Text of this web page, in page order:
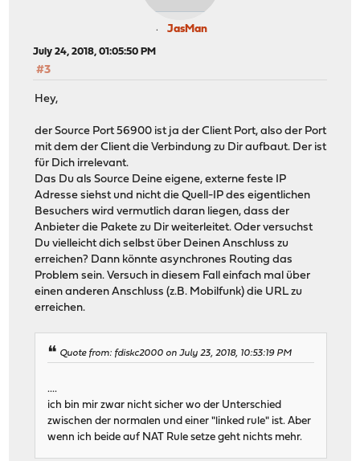
JasMan
July 24, 2018, 01:05:50 PM
#3
Hey,
der Source Port 56900 ist ja der Client Port, also der Port
mit dem der Client die Verbindung zu Dir aufbaut. Der ist
für Dich irrelevant.
Das Du als Source Deine eigene, externe feste IP
Adresse siehst und nicht die Quell-IP des eigentlichen
Besuchers wird vermutlich daran liegen, dass der
Anbieter die Pakete zu Dir weiterleitet. Oder versuchst
Du vielleicht dich selbst über Deinen Anschluss zu
erreichen? Dann könnte asynchrones Routing das
Problem sein. Versuch in diesem Fall einfach mal über
einen anderen Anschluss (z.B. Mobilfunk) die URL zu
erreichen.
Quote from: fdiskc2000 on July 23, 2018, 10:53:19 PM
....
ich bin mir zwar nicht sicher wo der Unterschied
zwischen der normalen und einer "linked rule" ist. Aber
wenn ich beide auf NAT Rule setze geht nichts mehr.